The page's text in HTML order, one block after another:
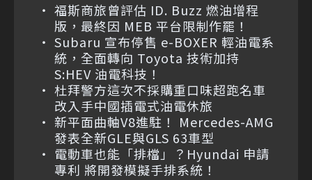
福斯商旅曾評估 ID. Buzz 燃油增程
版，最終因 MEB 平台限制作罷！
Subaru 宣布停售 e-BOXER 輕油電系
統，全面轉向 Toyota 技術加持
S:HEV 油電科技！
杜拜警方這次不採購重口味超跑名車
改入手中國插電式油電休旅
新平面曲軸V8進駐！ Mercedes-AMG
發表全新GLE與GLS 63車型
電動車也能「排檔」？Hyundai 申請
專利 將開發模擬手排系統！